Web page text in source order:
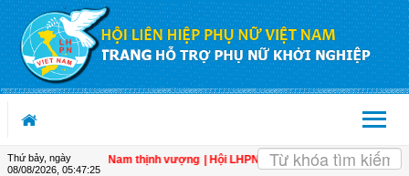
Truy cập nội dung luôn
Thứ bảy, ngày
08/08/2026 05:47:26
cho một Việt Nam thịnh vượng | Hội LHPN tỉnh Kiên Giang biểu dương phụ